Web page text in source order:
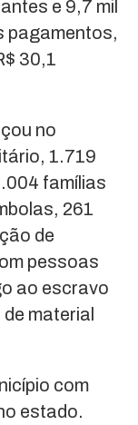
e 9,7 mil
pagamentos,
30,1
no
1.719
famílias
261
de
pessoas
ao escravo
material
com
estado.